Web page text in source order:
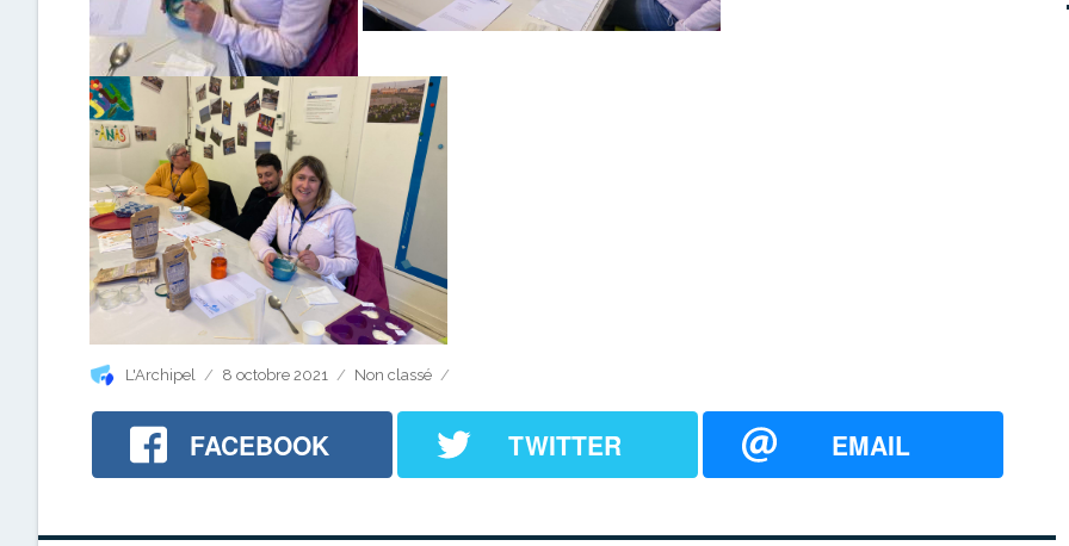
Auteur
L'Archipel
Publié
8 octobre 2021 Catégories
Non classé
FACEBOOK TWITTER EMAIL